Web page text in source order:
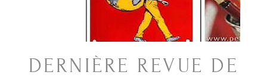
DERNIÈRE REVUE DE